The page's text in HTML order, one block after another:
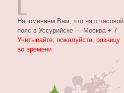
Напоминаем Вам, что наш часовой
пояс в Уссурийске — Москва + 7
Учитывайте, пожалуйста, разницу
во времени